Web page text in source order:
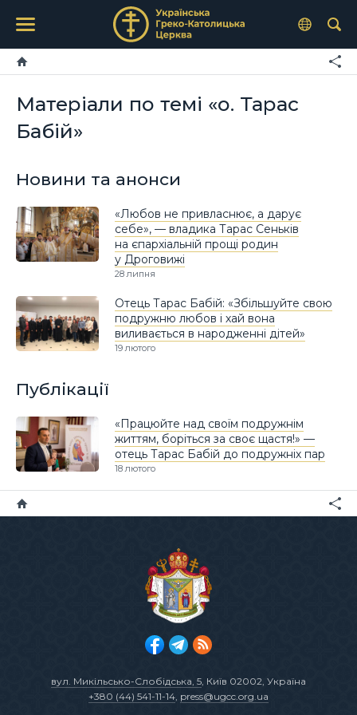
Матеріали по темі «о. Тарас
Бабій»
Новини та анонси
«Любов не привласнює, а дарує
себе», — владика Тарас Сеньків
на єпархіальній прощі родин
у Дроговижі
28 липня
Отець Тарас Бабій: «Збільшуйте свою
подружню любов і хай вона
виливається в народженні дітей»
19 лютого
Публікації
«Працюйте над своїм подружнім
життям, боріться за своє щастя!» —
отець Тарас Бабій до подружніх пар
18 лютого
вул. Микільсько-Слобідська, 5, Київ 02002, Україна
+380 (44) 541-11-14, press@ugcc.org.ua